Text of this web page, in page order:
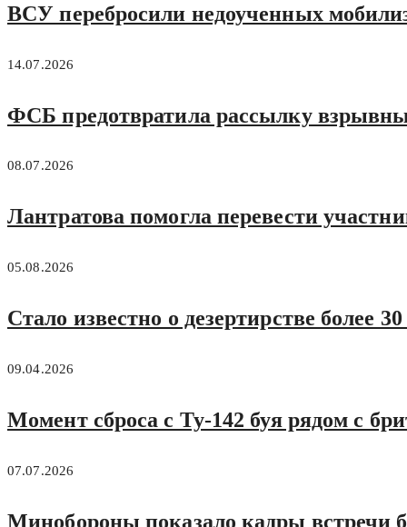
ВСУ перебросили недоученных
14.07.2026
ФСБ предотвратила рассылку
08.07.2026
Лантратова помогла перевести
05.08.2026
Стало известно о дезертирстве более
09.04.2026
Момент сброса с Ту-142 буя рядом с
07.07.2026
Минобороны показало кадры встречи